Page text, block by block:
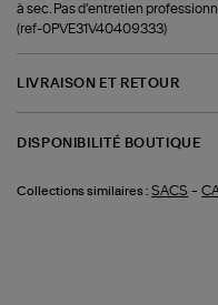
à sec. Pas d’entretien
(ref-0PVE31V40409333)
LIVRAISON ET RETOUR
DISPONIBILITÉ BOUTIQUE
Collections similaires : SACS -